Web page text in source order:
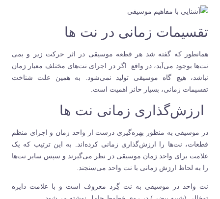
تقسیمات زمانی در نت ها
همانطور که گفته شد هر قطعه موسیقی در اثر حرکت زیر و بمی
نت‌ها بوجود می‌آید، در واقع اگر در اجرای نت‌های مختلف معیار زمان
نباشد، هیچ گاه موسیقی تولید نمی‌شود. به همین علت شناخت
تقسیمات زمانی، بسیار حائز اهمیت است.
ارزش‌گذاری زمانی نت ها
در موسیقی به منظور بهره‌گیری درست از واحد زمان و اجرای منظم
قطعات، نت‌ها را ارزش‌گذاری زمانی کرده‌اند. به این ترتیب که یک
علامت برای واحد زمان موسیقی در نظر می‌گیرند و سپس سایر نت‌ها
را به لحاظ ارزش زمانی با نت واحد می‌سنجند.
نت واحد در موسیقی به نت گِرد معروف است و با علامت دایره